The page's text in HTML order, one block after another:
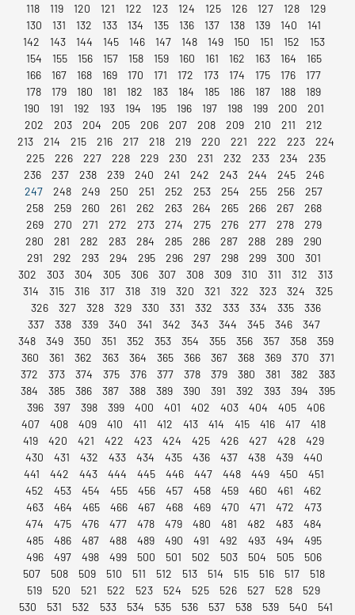
118
119 120 121 122 123 124 125 126 127 128
129
130
131 132 133 134 135 136 137 138 139 140
141
142
143 144 145 146 147 148 149 150 151 152
153
154
155 156 157 158 159 160 161 162 163 164
165
166
167 168 169 170 171 172 173 174 175 176
177
178
179 180 181 182 183 184 185 186 187 188
189
190
191 192 193 194 195 196 197 198 199 200
201
202
203 204 205 206 207 208 209 210 211
212
213
214 215 216 217 218 219 220 221 222 223
224
225
226 227 228 229 230 231 232 233 234
235
236
237 238 239 240 241 242 243 244 245
246
247
248 249 250 251 252 253 254 255 256
257
258
259 260 261 262 263 264 265 266 267
268
269
270 271 272 273 274 275 276 277 278
279
280
281 282 283 284 285 286 287 288 289
290
291
292 293 294 295 296 297 298 299 300
301
302
303 304 305 306 307 308 309 310 311 312
313
314
315 316 317 318 319 320 321 322 323 324
325
326
327 328 329 330 331 332 333 334 335
336
337
338 339 340 341 342 343 344 345 346
347
348
349 350 351 352 353 354 355 356 357 358
359
360
361 362 363 364 365 366 367 368 369 370
371
372
373 374 375 376 377 378 379 380 381 382
383
384
385 386 387 388 389 390 391 392 393 394
395
396
397 398 399 400 401 402 403 404 405
406
407
408 409 410 411 412 413 414 415 416 417
418
419
420 421 422 423 424 425 426 427 428
429
430
431 432 433 434 435 436 437 438 439
440
441
442 443 444 445 446 447 448 449 450
451
452
453 454 455 456 457 458 459 460 461
462
463
464 465 466 467 468 469 470 471 472
473
474
475 476 477 478 479 480 481 482 483
484
485
486 487 488 489 490 491 492 493 494
495
496
497 498 499 500 501 502 503 504 505
506
507
508 509 510 511 512 513 514 515 516 517
518
519
520 521 522 523 524 525 526 527 528
529
530
531 532 533 534 535 536 537 538 539 540 541